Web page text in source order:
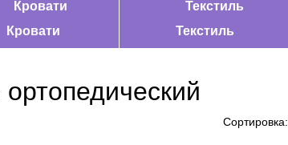
Кровати Текстиль
Сортировка: